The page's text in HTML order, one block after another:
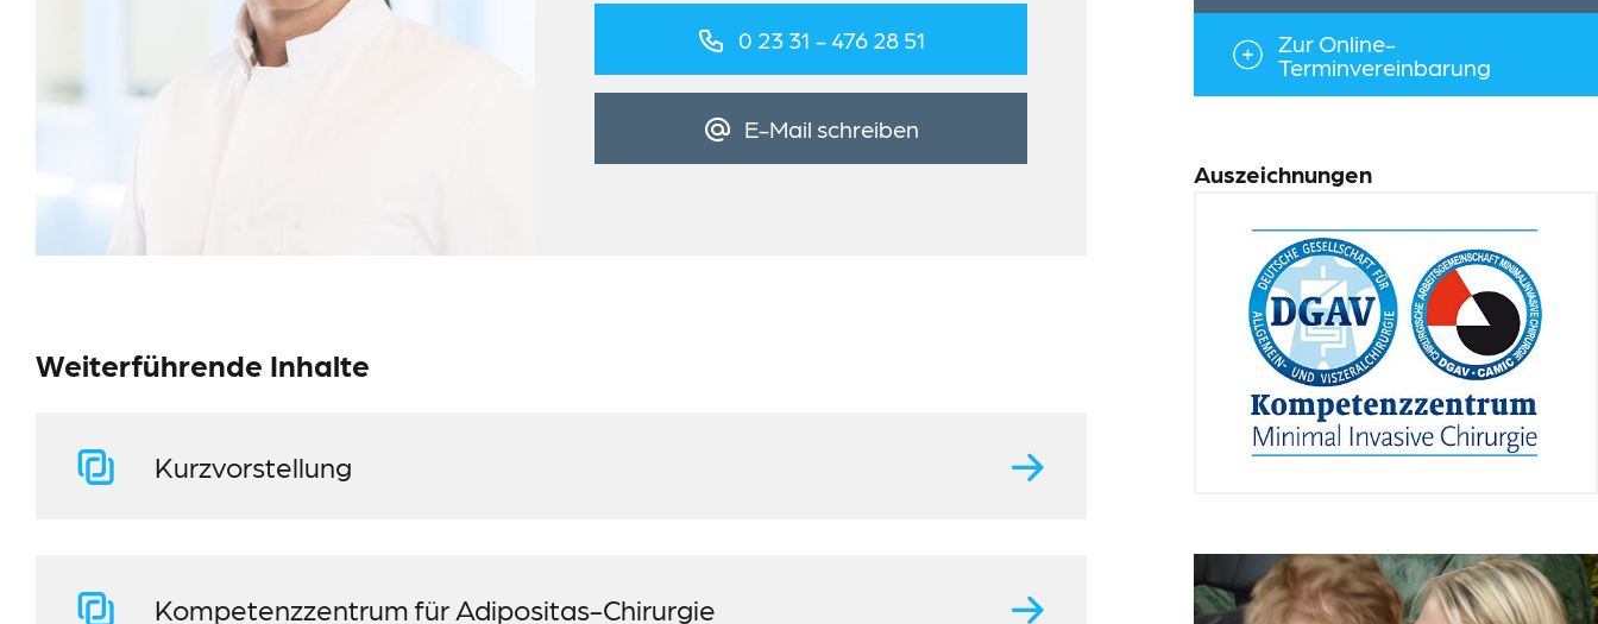
0 23 31 - 476 28 51
E-Mail schreiben
Weiterführende Inhalte
Kurzvorstellung
Kompetenzzentrum für Adipositas-Chirurgie
Zur Online-
Terminvereinbarung
Auszeichnungen